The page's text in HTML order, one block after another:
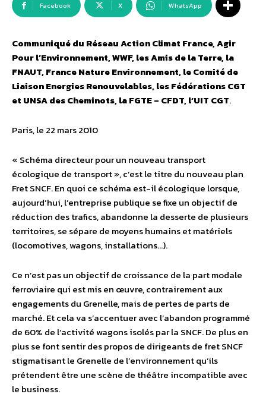
Facebook X WhatsApp
Communiqué du Réseau Action Climat France, Agir
Pour l’Environnement, WWF, les Amis de la Terre, la
FNAUT, France Nature Environnement, le Comité de
Liaison Energies Renouvelables, les Fédérations CGT
et UNSA des Cheminots, la FGTE – CFDT, l’UIT CGT.
Paris, le 22 mars 2010
« Schéma directeur pour un nouveau transport
écologique de transport », c’est le titre du nouveau plan
Fret SNCF. En quoi ce schéma est-il écologique lorsque,
aujourd’hui, l’entreprise publique se fixe un objectif de
réduction des trafics, abandonne la desserte de plusieurs
territoires, se sépare de moyens humains et matériels
(locomotives, wagons, installations…).
Ce n’est pas un objectif de croissance de la part modale
ferroviaire qui est mis en œuvre, contrairement aux
engagements du Grenelle, mais de pertes de parts de
marché. Et cela va s’accentuer avec l’abandon programmé
de 60% de l’activité wagons isolés par la SNCF. De plus en
plus se font sentir des propos de dirigeants de fret SNCF
stigmatisant le Grenelle de l’environnement qu’ils
prétendent être une scène de théâtre incompatible avec
le business.